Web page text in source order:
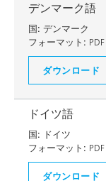
デンマーク語
国: デンマーク
フォーマット: PDF
ダウンロード
ドイツ語
国: ドイツ
フォーマット: PDF
ダウンロード